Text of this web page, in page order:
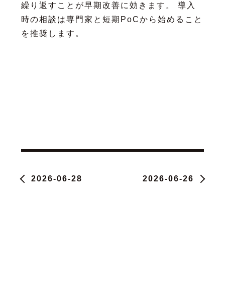
繰り返すことが早期改善に効きます。 導入
時の相談は専門家と短期PoCから始めること
を推奨します。
2026-06-28 2026-06-26